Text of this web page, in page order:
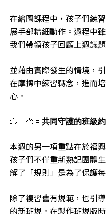
在繪圖課程中，孩子們練
展手部精細動作。過程中
我們帶領孩子回顧上週議
並藉由實際發生的情境，
在摩擦中練習轉念，進而
心。
🫱🏼‍🫲🏻共同守護的班級
本週的另一項重點在於福
孩子們不僅重新熟記團體
解了「規則」是為了保護
除了複習舊有規範，也引
的新班規。在製作班規版